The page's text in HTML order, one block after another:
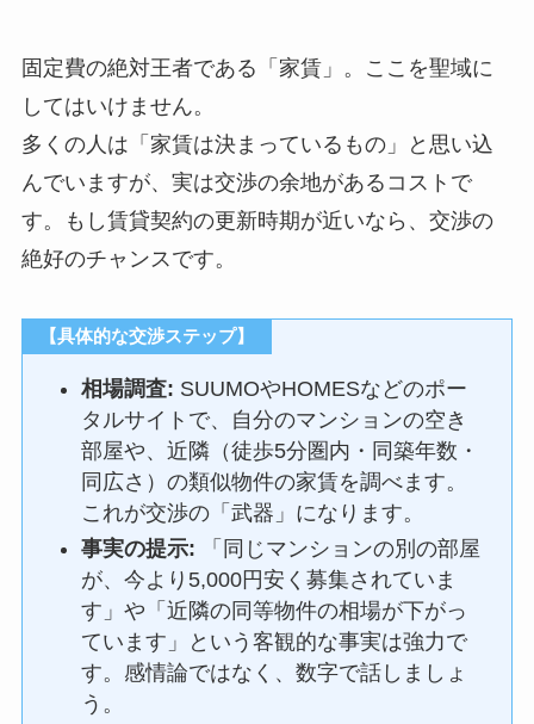
固定費の絶対王者である「家賃」。ここを聖域に
してはいけません。
多くの人は「家賃は決まっているもの」と思い込
んでいますが、実は交渉の余地があるコストで
す。もし賃貸契約の更新時期が近いなら、交渉の
絶好のチャンスです。
【具体的な交渉ステップ】
相場調査: SUUMOやHOMESなどのポー
タルサイトで、自分のマンションの空き
部屋や、近隣（徒歩5分圏内・同築年数・
同広さ）の類似物件の家賃を調べます。
これが交渉の「武器」になります。
事実の提示: 「同じマンションの別の部屋
が、今より5,000円安く募集されていま
す」や「近隣の同等物件の相場が下がっ
ています」という客観的な事実は強力で
す。感情論ではなく、数字で話しましょ
う。